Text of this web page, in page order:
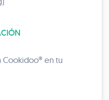
Cookidoo® en tu